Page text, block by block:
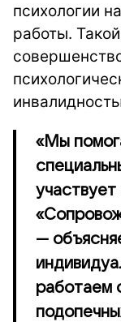
психологии
работы.
«Мы
—
работаем